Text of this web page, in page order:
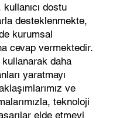
dostu
desteklenmekte,
kurumsal
cevap vermektedir.
daha
yaratmayı
ve
teknoloji
elde etmeyi